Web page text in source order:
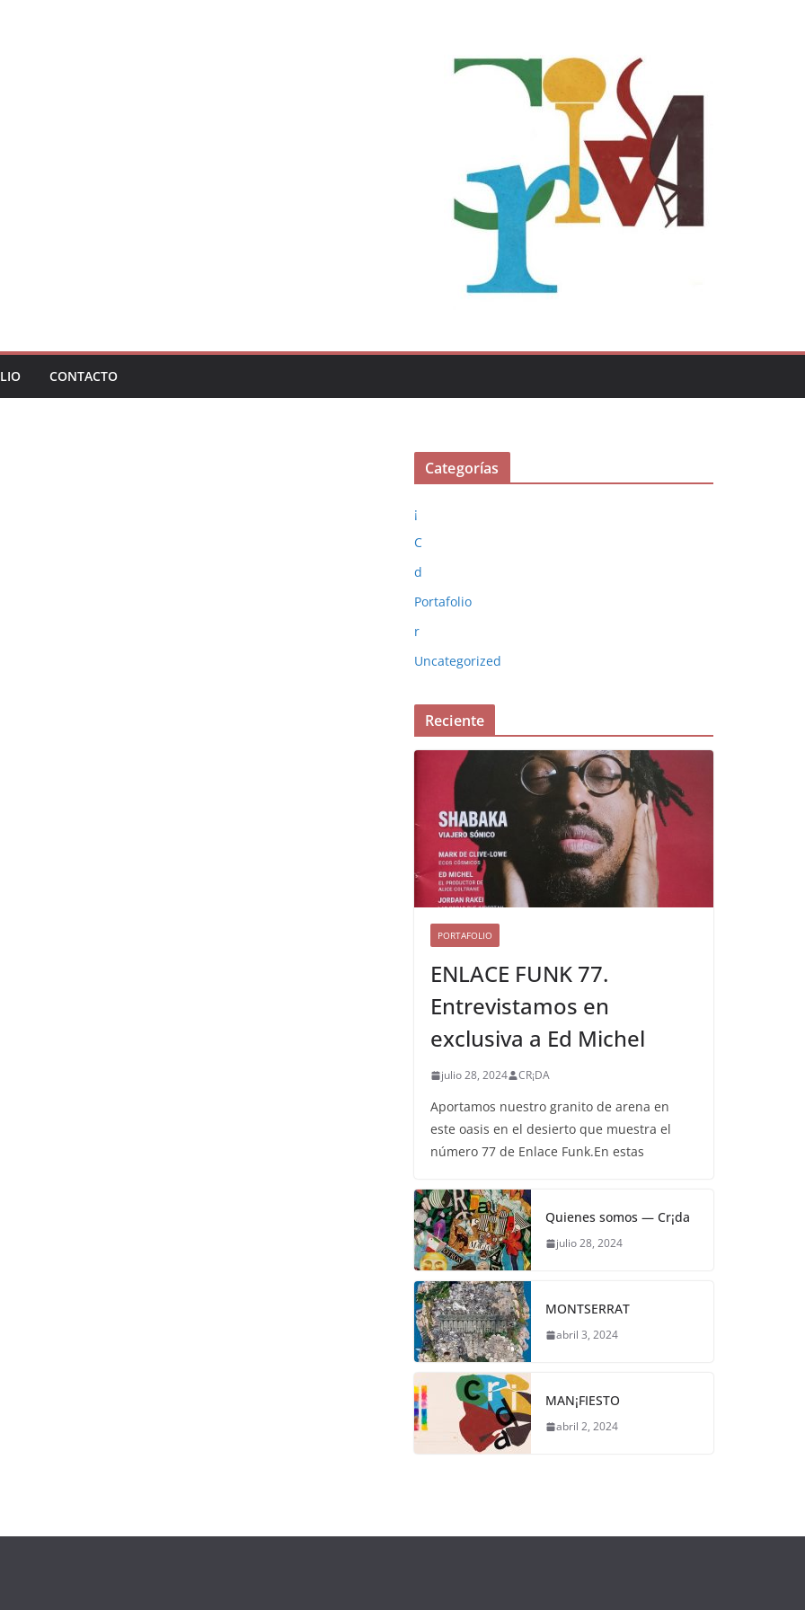
CONTACTO
Categorías
¡
C
d
Portafolio
r
Uncategorized
Reciente
PORTAFOLIO
ENLACE FUNK 77.
Entrevistamos en
exclusiva a Ed Michel
julio 28, 2024 CR¡DA
Aportamos nuestro granito de arena en
este oasis en el desierto que muestra el
número 77 de Enlace Funk.En estas
Quienes somos — Cr¡da
julio 28, 2024
MONTSERRAT
abril 3, 2024
MAN¡FIESTO
abril 2, 2024